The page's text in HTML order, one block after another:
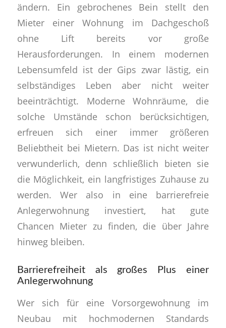
ändern. Ein gebrochenes Bein stellt den
Mieter einer Wohnung im Dachgeschoß
ohne Lift bereits vor große
Herausforderungen. In einem modernen
Lebensumfeld ist der Gips zwar lästig, ein
selbständiges Leben aber nicht weiter
beeinträchtigt. Moderne Wohnräume, die
solche Umstände schon berücksichtigen,
erfreuen sich einer immer größeren
Beliebtheit bei Mietern. Das ist nicht weiter
verwunderlich, denn schließlich bieten sie
die Möglichkeit, ein langfristiges Zuhause zu
werden. Wer also in eine barrierefreie
Anlegerwohnung investiert, hat gute
Chancen Mieter zu finden, die über Jahre
hinweg bleiben.
Barrierefreiheit als großes Plus einer
Anlegerwohnung
Wer sich für eine Vorsorgewohnung im
Neubau mit hochmodernen Standards